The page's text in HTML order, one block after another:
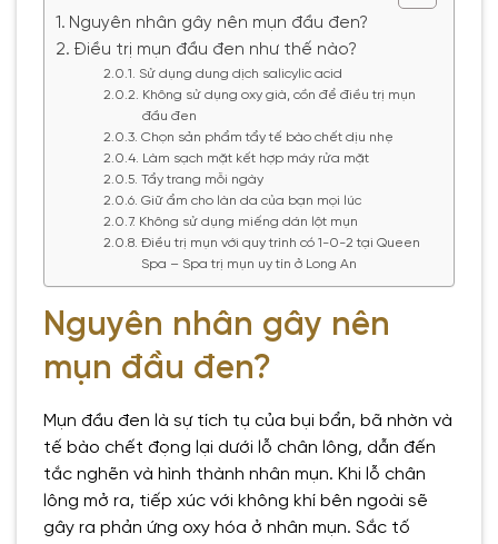
Nguyên nhân gây nên mụn đầu đen?
Điều trị mụn đầu đen như thế nào?
Sử dụng dung dịch salicylic acid
Không sử dụng oxy già, cồn để điều trị mụn
đầu đen
Chọn sản phẩm tẩy tế bào chết dịu nhẹ
Làm sạch mặt kết hợp máy rửa mặt
Tẩy trang mỗi ngày
Giữ ẩm cho làn da của bạn mọi lúc
Không sử dụng miếng dán lột mụn
Điều trị mụn với quy trình có 1-0-2 tại Queen
Spa – Spa trị mụn uy tín ở Long An
Nguyên nhân gây nên
mụn đầu đen?
Mụn đầu đen là sự tích tụ của bụi bẩn, bã nhờn và
tế bào chết đọng lại dưới lỗ chân lông, dẫn đến
tắc nghẽn và hình thành nhân mụn. Khi lỗ chân
lông mở ra, tiếp xúc với không khí bên ngoài sẽ
gây ra phản ứng oxy hóa ở nhân mụn. Sắc tố